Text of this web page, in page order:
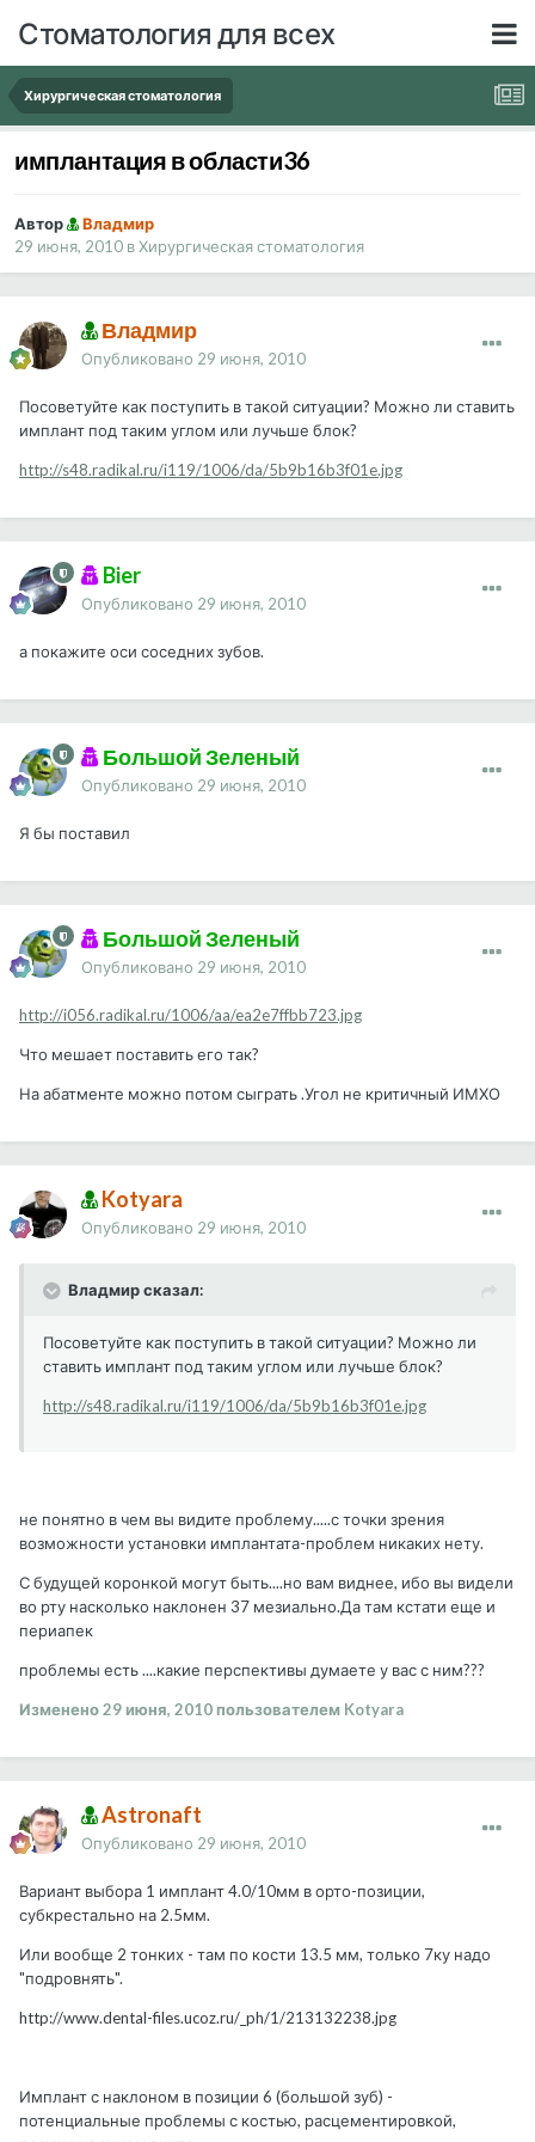
Стоматология для всех
Хирургическая стоматология
имплантация в области36
Автор
Владмир
29 июня, 2010 вХирургическая стоматология
Владмир
Опубликовано 29 июня, 2010
Посоветуйте как поступить в такой ситуации? Можно ли ставить
имплант под таким углом или лучьше блок?
http://s48.radikal.ru/i119/1006/da/5b9b16b3f01e.jpg
Bier
Опубликовано 29 июня, 2010
а покажите оси соседних зубов.
Большой Зеленый
Опубликовано 29 июня, 2010
Я бы поставил
Большой Зеленый
Опубликовано 29 июня, 2010
http://i056.radikal.ru/1006/aa/ea2e7ffbb723.jpg
Что мешает поставить его так?
На абатменте можно потом сыграть .Угол не критичный ИМХО
Kotyara
Опубликовано 29 июня, 2010
Владмир сказал:
Посоветуйте как поступить в такой ситуации? Можно ли
ставить имплант под таким углом или лучьше блок?
http://s48.radikal.ru/i119/1006/da/5b9b16b3f01e.jpg
не понятно в чем вы видите проблему.....с точки зрения
возможности установки имплантата-проблем никаких нету.
С будущей коронкой могут быть....но вам виднее, ибо вы видели
во рту насколько наклонен 37 мезиально.Да там кстати еще и
периапек
проблемы есть ....какие перспективы думаете у вас с ним???
Изменено29 июня, 2010пользователем Kotyara
Astronaft
Опубликовано 29 июня, 2010
Вариант выбора 1 имплант 4.0/10мм в орто-позиции,
субкрестально на 2.5мм.
Или вообще 2 тонких - там по кости 13.5 мм, только 7ку надо
"подровнять".
http://www.dental-files.ucoz.ru/_ph/1/213132238.jpg
Имплант с наклоном в позиции 6 (большой зуб) -
потенциальные проблемы с костью, расцементировкой,